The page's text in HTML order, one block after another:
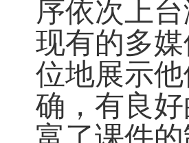
序依次上
现有的多
位地展示
确，有良